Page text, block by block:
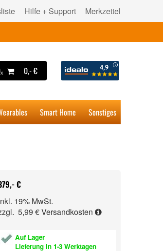
Hilfe + Support Merkzettel
0,- €
Smart Home Sonstiges
€
19% MwSt.
5,99 €Versandkosten
Auf Lager
Lieferung in 1-3 Werktagen